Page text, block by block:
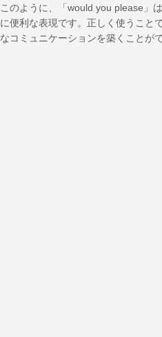
このように、「would you please」
に便利な表現です。正しく使うこと
なコミュニケーションを築くことが